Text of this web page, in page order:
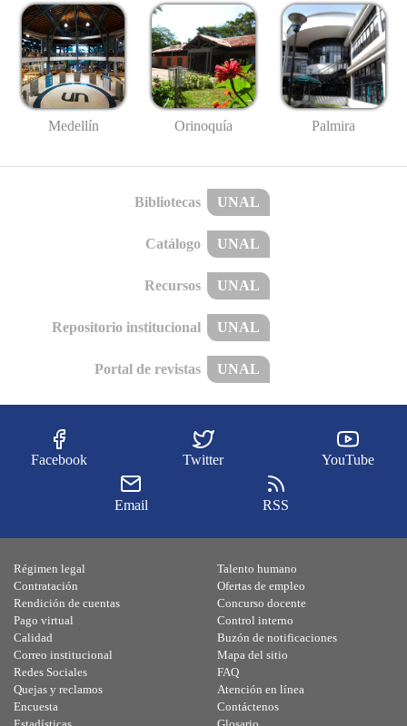
Medellín Orinoquía Palmira
Bibliotecas UNAL
Catálogo UNAL
Recursos UNAL
Repositorio institucional UNAL
Portal de revistas UNAL
Facebook Twitter YouTube
Email RSS
Régimen legal
Contratación
Rendición de cuentas
Pago virtual
Calidad
Talento humano
Ofertas de empleo
Concurso docente
Control interno
Buzón de notificaciones
Correo institucional
Redes Sociales
Quejas y reclamos
Encuesta
Mapa del sitio
FAQ
Atención en línea
Contáctenos